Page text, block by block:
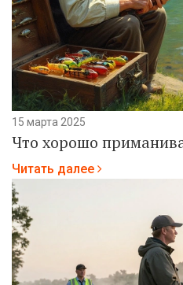
15 марта 2025
Что хорошо
Читать далее